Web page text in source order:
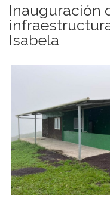
Inauguración
Isabela